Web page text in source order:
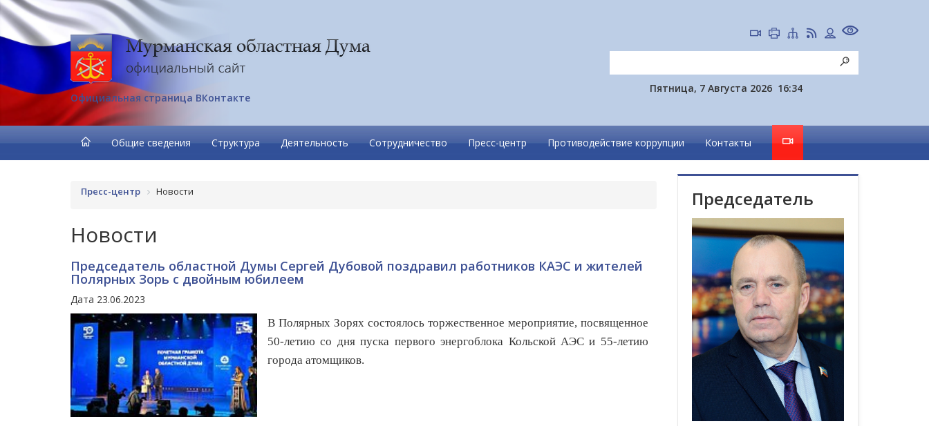
Официальная страница ВКонтакте
Пятница, 7 Августа 2026 16:34
Общие сведения Структура Деятельность Сотрудничество Пресс-центр Противодействие коррупции Контакты
Пресс-центр Новости
Новости
Председатель областной Думы Сергей Дубовой поздравил работников КАЭС и жителей
Полярных Зорь с двойным юбилеем
Дата 23.06.2023
В Полярных Зорях состоялось торжественное мероприятие, посвященное
50-летию со дня пуска первого энергоблока Кольской АЭС и 55-летию
города атомщиков.
Председатель